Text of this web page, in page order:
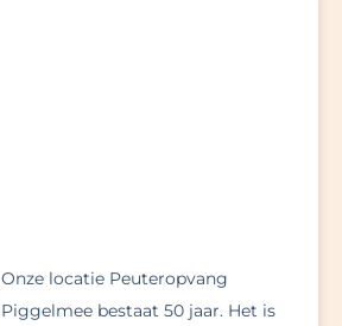
Onze locatie Peuteropvang
Piggelmee bestaat 50 jaar. Het is